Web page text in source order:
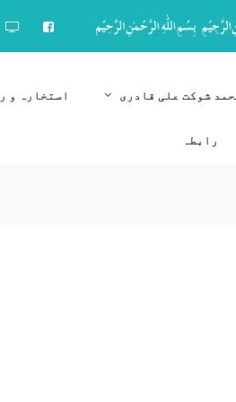
شوکت علی قادری استخارہ و
رابطہ